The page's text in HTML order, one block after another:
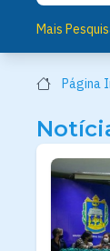
Mais
Página